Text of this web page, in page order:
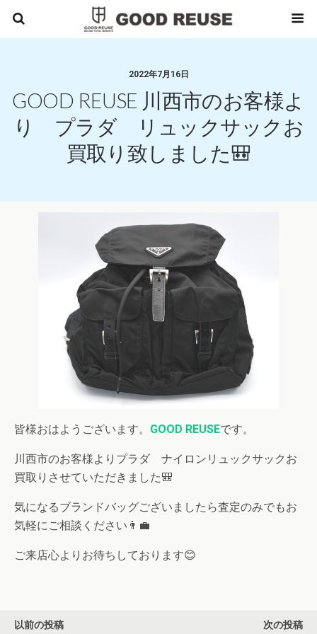
2022年7月16日
GOOD REUSE 川西市のお客様よ
り プラダ リュックサックお
買取り致しました🎒
皆様おはようございます。 GOOD REUSEです。
川西市のお客様よりプラダ ナイロンリュックサックお
買取りさせていただきました🎒
気になるブランドバッグございましたら査定のみでもお
気軽にご相談ください👨‍💼
ご来店心よりお待ちしております😊
以前の投稿 次の投稿